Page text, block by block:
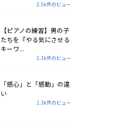
2.5k件のビュー
【ピアノの練習】男の子
たちを『やる気にさせる
キーワ...
2.3k件のビュー
「感心」と「感動」の違
い
1.3k件のビュー